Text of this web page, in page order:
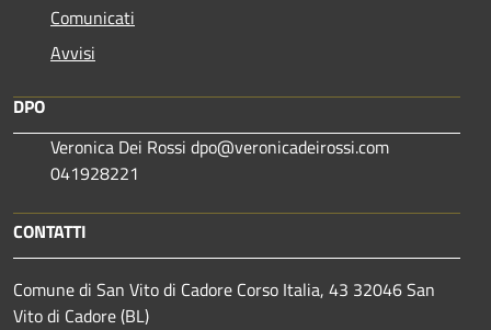
Comunicati
Avvisi
DPO
Veronica Dei Rossi dpo@veronicadeirossi.com
041928221
CONTATTI
Comune di San Vito di Cadore Corso Italia, 43 32046 San
Vito di Cadore (BL)